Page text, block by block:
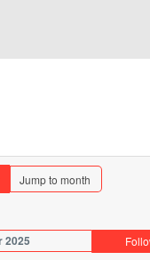
Jump to month
2025